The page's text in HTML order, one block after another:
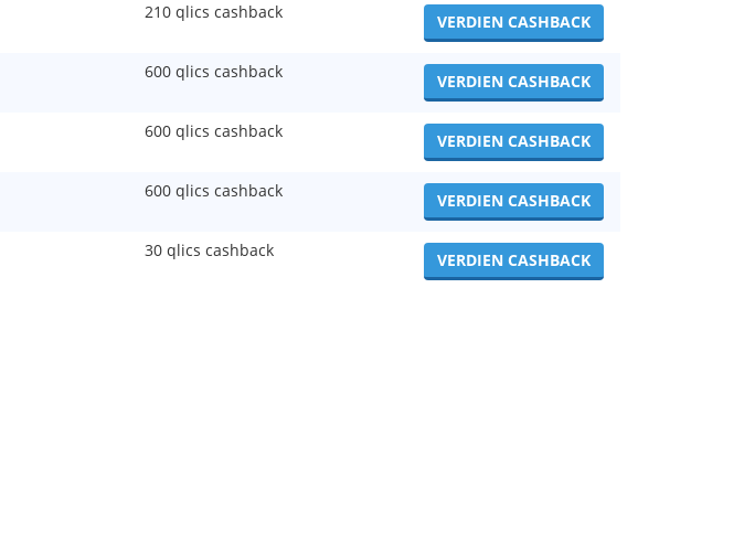
210 qlics cashback VERDIEN CASHBACK
600 qlics cashback VERDIEN CASHBACK
600 qlics cashback VERDIEN CASHBACK
600 qlics cashback VERDIEN CASHBACK
30 qlics cashback VERDIEN CASHBACK